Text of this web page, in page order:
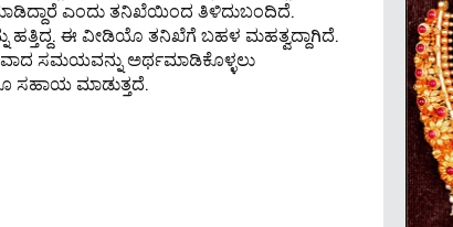
ಎಂದು ತನಿಖೆಯಿಂದ ತಿಳಿದುಬಂದಿದೆ.
ಹತ್ತಿದ್ದ. ಈ ವೀಡಿಯೊ ತನಿಖೆಗೆ ಬಹಳ ಮಹತ್ವದ್ದಾಗಿದೆ.
ಸಮಯವನ್ನು ಅರ್ಥಮಾಡಿಕೊಳ್ಳಲು
ಸಹಾಯ ಮಾಡುತ್ತದೆ.